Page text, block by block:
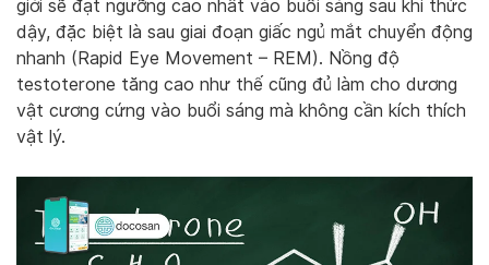
giới sẽ đạt ngưỡng cao nhất vào buổi sáng sau khi thức
dậy, đặc biệt là sau giai đoạn giấc ngủ mắt chuyển động
nhanh (Rapid Eye Movement – REM). Nồng độ
testoterone tăng cao như thế cũng đủ làm cho dương
vật cương cứng vào buổi sáng mà không cần kích thích
vật lý.